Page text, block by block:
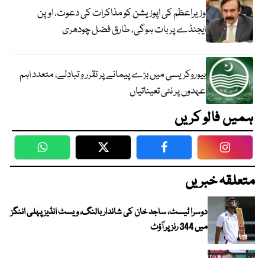
وزیراعظم کی اپوزیشن کو مذاکرات کی دعوت، اوپن
ایجنڈے پر بات ہوگی، طارق فضل چودھری
بیوروکریسی میں بڑے پیمانے پر تقرر و تبادلے، متعدد اہم
عہدوں پر نئی تعیناتیاں
ہمیں فالو کریں
WhatsApp Twitter Facebook
متعلقہ خبریں
دوسرا ٹیسٹ، ساجد خان کی شاندار بالنگ، ویسٹ انڈیز پہلی اننگز
میں 344 رنز پر آؤٹ